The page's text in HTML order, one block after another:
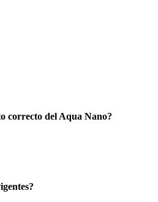
correcto del Aqua Nano?